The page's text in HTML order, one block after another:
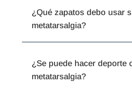
¿Qué zapatos debo usar
metatarsalgia?
¿Se puede hacer deporte
metatarsalgia?